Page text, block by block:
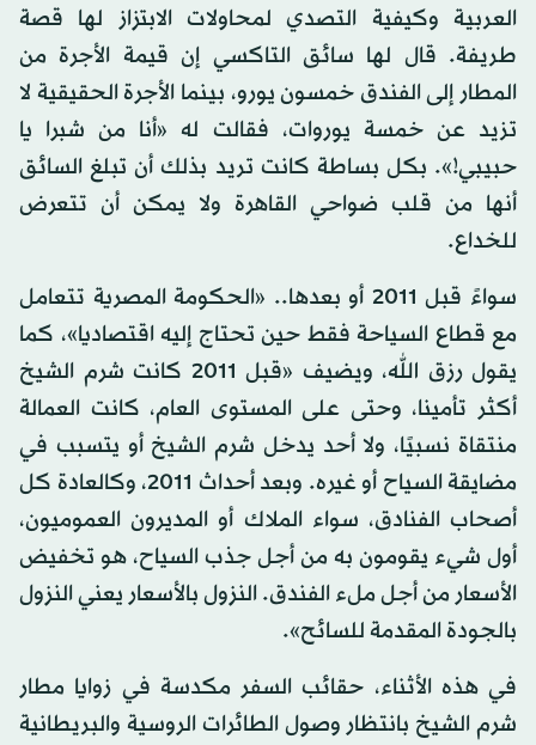
العربية وكيفية التصدي لمحاولات الابتزاز لها قصة
طريفة. قال لها سائق التاكسي إن قيمة الأجرة من
المطار إلى الفندق خمسون يورو، بينما الأجرة الحقيقية لا
تزيد عن خمسة يوروات، فقالت له «أنا من شبرا يا
حبيبي!». بكل بساطة كانت تريد بذلك أن تبلغ السائق
أنها من قلب ضواحي القاهرة ولا يمكن أن تتعرض
للخداع.
سواءً قبل 2011 أو بعدها.. «الحكومة المصرية تتعامل
مع قطاع السياحة فقط حين تحتاج إليه اقتصاديا»، كما
يقول رزق الله، ويضيف «قبل 2011 كانت شرم الشيخ
أكثر تأمينا، وحتى على المستوى العام، كانت العمالة
منتقاة نسبيًا، ولا أحد يدخل شرم الشيخ أو يتسبب في
مضايقة السياح أو غيره. وبعد أحداث 2011، وكالعادة كل
أصحاب الفنادق، سواء الملاك أو المديرون العموميون،
أول شيء يقومون به من أجل جذب السياح، هو تخفيض
الأسعار من أجل ملء الفندق. النزول بالأسعار يعني النزول
بالجودة المقدمة للسائح».
في هذه الأثناء، حقائب السفر مكدسة في زوايا مطار
شرم الشيخ بانتظار وصول الطائرات الروسية والبريطانية